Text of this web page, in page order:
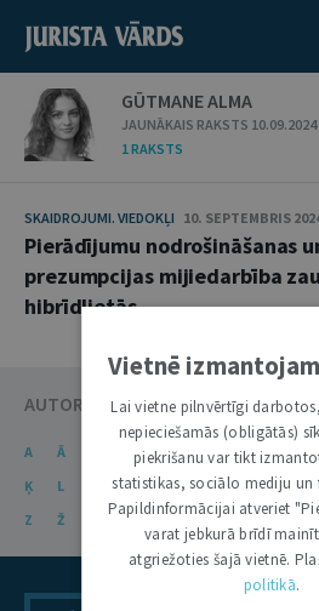
GŪTMANE ALMA
JAUNĀKAIS RAKSTS 10.09.2024
1 RAKSTS
SKAIDROJUMI. VIEDOKĻI 10. SEPTEMBRIS
Pierādījumu nodrošināšanas
prezumpcijas mijiedarbība
hibrīdlietās
AUTORU KATALOGS
A Ā Č D E Ē F
Ķ
L M N Ņ O P R
Z
Ž
Vietnē
Lai vietne pilnvērtīgi
nepieciešamās (obligātās)
piekrišanu var tikt
statistikas, sociālo mediju un
Papildinformācijai atveriet
varat jebkurā brīdī
atgriežoties šajā vietnē.
politikā.